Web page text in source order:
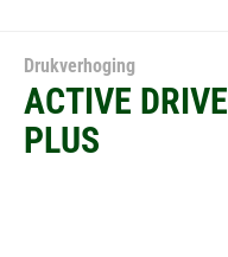
Drukverhoging
ACTIVE
PLUS